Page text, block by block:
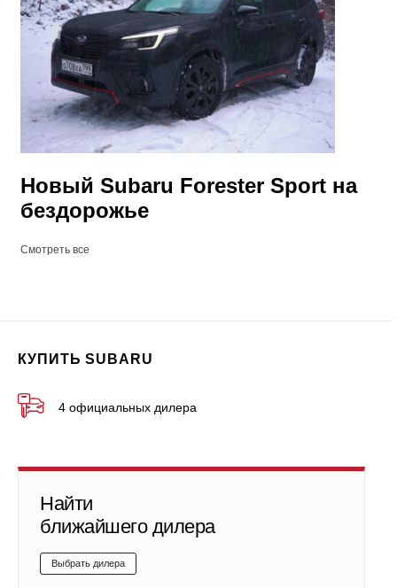
Новый Subaru Forester Sport на
бездорожье
Смотреть все
КУПИТЬ SUBARU
4 официальных дилера
Найти
ближайшего дилера
Выбрать дилера